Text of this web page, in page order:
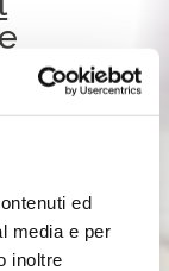
ed
media e per
inoltre
e